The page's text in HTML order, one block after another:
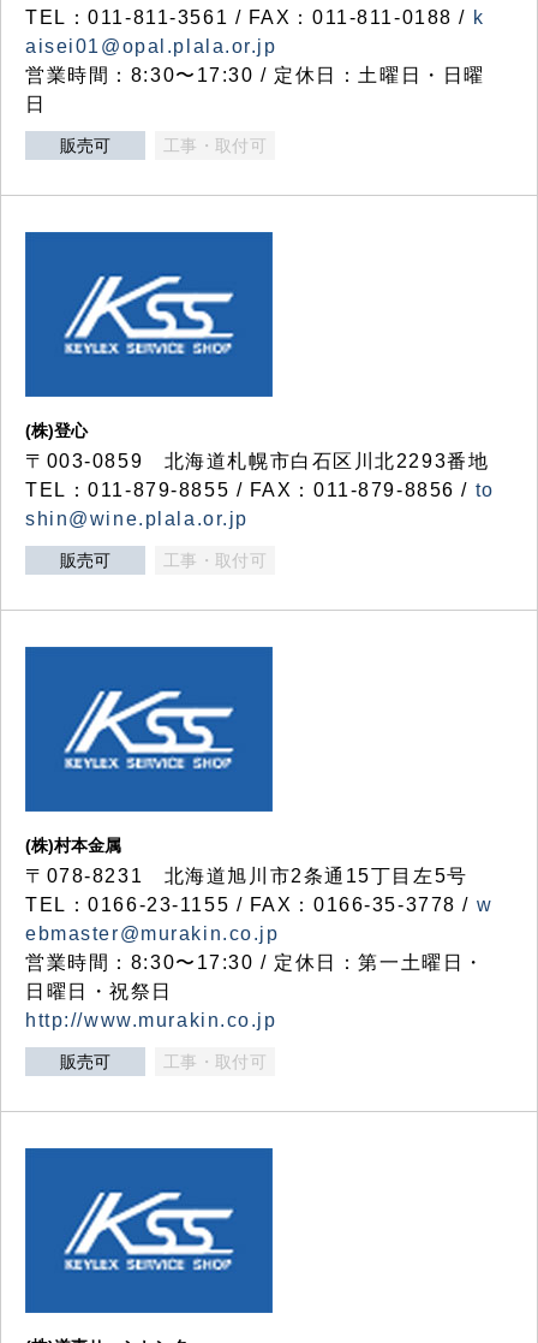
TEL：011-811-3561 / FAX：011-811-0188 / k
aisei01@opal.plala.or.jp
営業時間：8:30〜17:30 / 定休日：土曜日・日曜
日
販売可 工事・取付可
(株)登心
〒003-0859 北海道札幌市白石区川北2293番地
TEL：011-879-8855 / FAX：011-879-8856 / to
shin@wine.plala.or.jp
販売可 工事・取付可
(株)村本金属
〒078-8231 北海道旭川市2条通15丁目左5号
TEL：0166-23-1155 / FAX：0166-35-3778 / w
ebmaster@murakin.co.jp
営業時間：8:30〜17:30 / 定休日：第一土曜日・
日曜日・祝祭日
http://www.murakin.co.jp
販売可 工事・取付可